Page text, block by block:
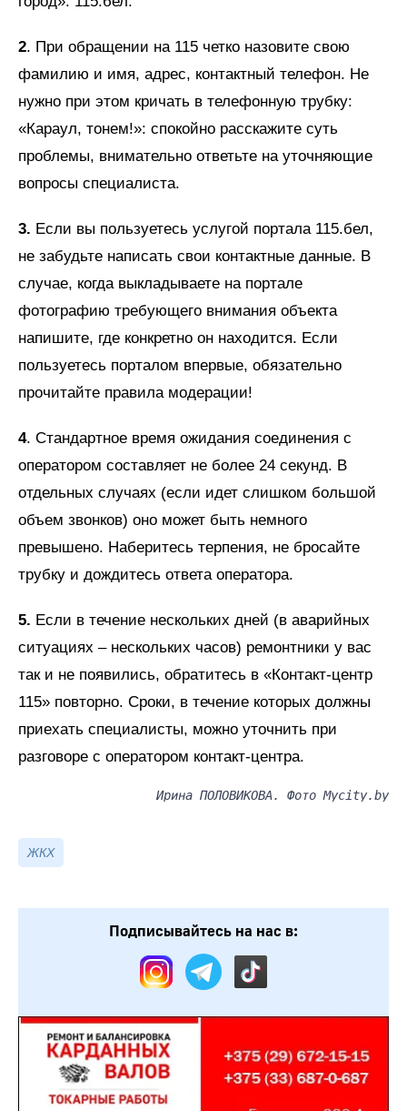
2. При обращении на 115 четко назовите свою
фамилию и имя, адрес, контактный телефон. Не
нужно при этом кричать в телефонную трубку:
«Караул, тонем!»: спокойно расскажите суть
проблемы, внимательно ответьте на уточняющие
вопросы специалиста.
3. Если вы пользуетесь услугой портала 115.бел,
не забудьте написать свои контактные данные. В
случае, когда выкладываете на портале
фотографию требующего внимания объекта
напишите, где конкретно он находится. Если
пользуетесь порталом впервые, обязательно
прочитайте правила модерации!
4. Стандартное время ожидания соединения с
оператором составляет не более 24 секунд. В
отдельных случаях (если идет слишком большой
объем звонков) оно может быть немного
превышено. Наберитесь терпения, не бросайте
трубку и дождитесь ответа оператора.
5. Если в течение нескольких дней (в аварийных
ситуациях – нескольких часов) ремонтники у вас
так и не появились, обратитесь в «Контакт-центр
115» повторно. Сроки, в течение которых должны
приехать специалисты, можно уточнить при
разговоре с оператором контакт-центра.
Ирина ПОЛОВИКОВА. Фото Myсity.by
ЖКХ
Подписывайтесь на нас в: